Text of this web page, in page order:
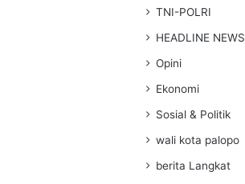
TNI-POLRI
HEADLINE NEWS
Opini
Ekonomi
Sosial & Politik
wali kota palopo
berita Langkat